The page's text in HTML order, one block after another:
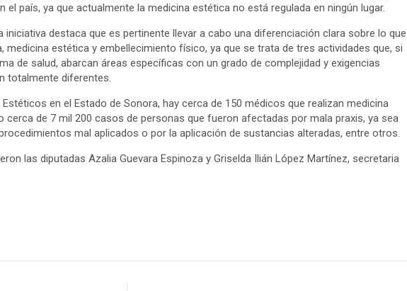
el país, ya que actualmente la medicina estética no está regulada en ningún lugar.
iniciativa destaca que es pertinente llevar a cabo una diferenciación clara sobre lo que
medicina estética y embellecimiento físico, ya que se trata de tres actividades que, si
de salud, abarcan áreas específicas con un grado de complejidad y exigencias
totalmente diferentes.
en el Estado de Sonora, hay cerca de 150 médicos que realizan medicina
cerca de 7 mil 200 casos de personas que fueron afectadas por mala praxis, ya sea
mal aplicados o por la aplicación de sustancias alteradas, entre otros.
las diputadas Azalia Guevara Espinoza y Griselda Ilián López Martínez, secretaria